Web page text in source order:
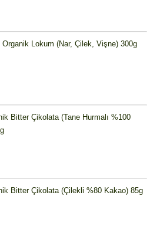
Organik Lokum (Nar, Çilek, Vişne) 300g
Bitter Çikolata (Tane Hurmalı %100
Bitter Çikolata (Çilekli %80 Kakao) 85g